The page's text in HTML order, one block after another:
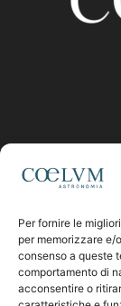
Per fornire le
per memorizzare e/
consenso a queste
comportamento di
acconsentire o